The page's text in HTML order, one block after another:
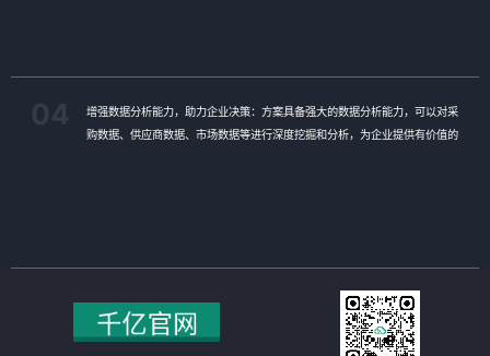
增强数据分析能力，助力企业决策：方案具备强大的数据分析能力，可以对采
购数据、供应商数据、市场数据等进行深度挖掘和分析，为企业提供有价值的